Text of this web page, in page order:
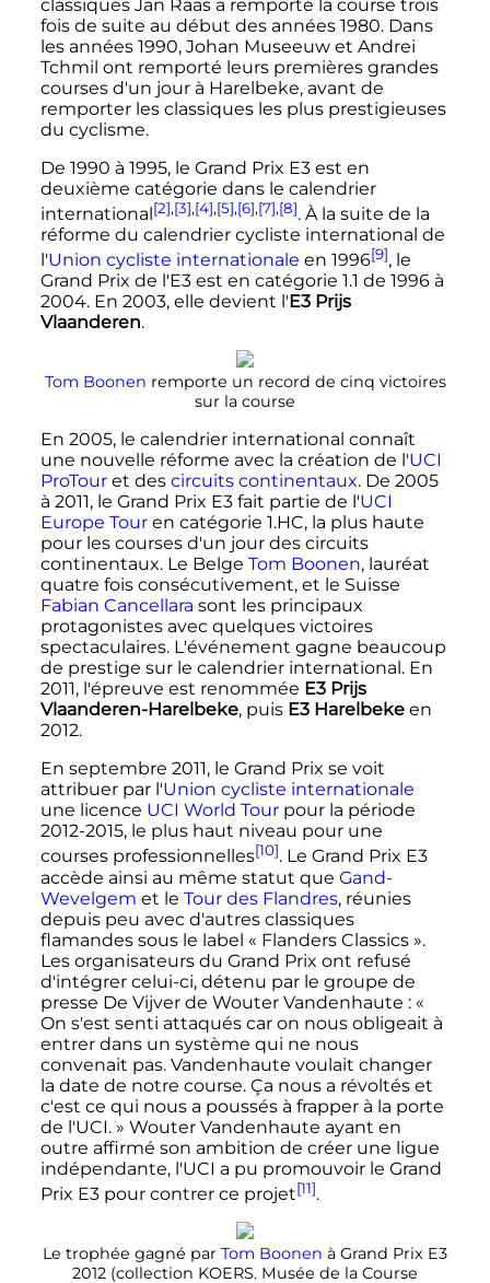
classiques Jan Raas a remporté la course trois
fois de suite au début des années 1980. Dans
les années 1990, Johan Museeuw et Andrei
Tchmil ont remporté leurs premières grandes
courses d'un jour à Harelbeke, avant de
remporter les classiques les plus prestigieuses
du cyclisme.
De 1990 à 1995, le Grand Prix E3 est en
deuxième catégorie dans le calendrier
international[2],[3],[4],[5],[6],[7],[8]. À la suite de la
réforme du calendrier cycliste international de
l'Union cycliste internationale en 1996[9], le
Grand Prix de l'E3 est en catégorie 1.1 de 1996 à
2004. En 2003, elle devient l'E3 Prijs
Vlaanderen.
Tom Boonen remporte un record de cinq victoires
sur la course
En 2005, le calendrier international connaît
une nouvelle réforme avec la création de l'UCI
ProTouret des circuits continentaux. De 2005
à 2011, le Grand Prix E3 fait partie de l'UCI
Europe Touren catégorie 1.HC, la plus haute
pour les courses d'un jour des circuits
continentaux. Le Belge Tom Boonen, lauréat
quatre fois consécutivement, et le Suisse
Fabian Cancellara sont les principaux
protagonistes avec quelques victoires
spectaculaires. L'événement gagne beaucoup
de prestige sur le calendrier international. En
2011, l'épreuve est renommée E3 Prijs
Vlaanderen-Harelbeke, puis E3 Harelbekeen
2012.
En septembre 2011, le Grand Prix se voit
attribuer par l'Union cycliste internationale
une licence UCI World Tourpour la période
2012-2015, le plus haut niveau pour une
courses professionnelles[10]. Le Grand Prix E3
accède ainsi au même statut que Gand-
Wevelgem et le Tour des Flandres, réunies
depuis peu avec d'autres classiques
flamandes sous le label « Flanders Classics ».
Les organisateurs du Grand Prix ont refusé
d'intégrer celui-ci, détenu par le groupe de
presse De Vijver de Wouter Vandenhaute : «
On s'est senti attaqués car on nous obligeait à
entrer dans un système qui ne nous
convenait pas. Vandenhaute voulait changer
la date de notre course. Ça nous a révoltés et
c'est ce qui nous a poussés à frapper à la porte
de l'UCI. » Wouter Vandenhaute ayant en
outre affirmé son ambition de créer une ligue
indépendante, l'UCI a pu promouvoir le Grand
Prix E3 pour contrer ce projet[11].
Le trophée gagné par Tom Boonen à Grand Prix E3
2012 (collection KOERS. Musée de la Course